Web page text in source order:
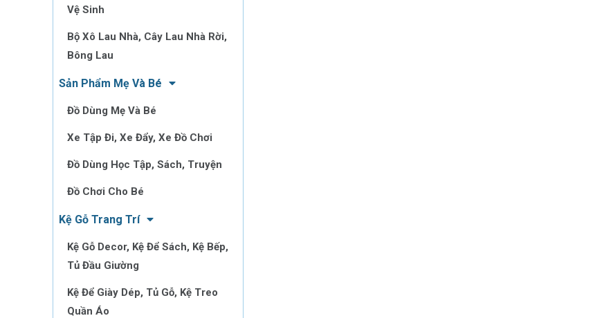
Vệ Sinh
Bộ Xô Lau Nhà, Cây Lau Nhà Rời,
Bông Lau
Sản Phẩm Mẹ Và Bé
Đồ Dùng Mẹ Và Bé
Xe Tập Đi, Xe Đẩy, Xe Đồ Chơi
Đồ Dùng Học Tập, Sách, Truyện
Đồ Chơi Cho Bé
Kệ Gỗ Trang Trí
Kệ Gỗ Decor, Kệ Để Sách, Kệ Bếp,
Tủ Đầu Giường
Kệ Để Giày Dép, Tủ Gỗ, Kệ Treo
Quần Áo